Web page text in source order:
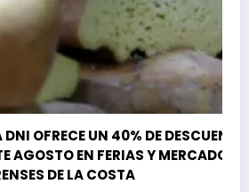
UN 40% DE DESCUENTO
EN FERIAS Y MERCADOS
LA COSTA